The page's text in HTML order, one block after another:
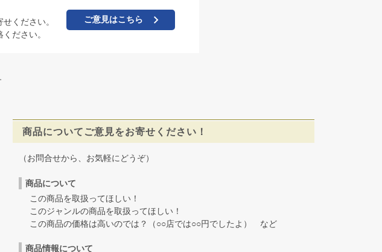
ください。
ださい。
ご意見はこちら
商品についてご意見をお寄せください！
（お問合せから、お気軽にどうぞ）
商品について
この商品を取扱ってほしい！
このジャンルの商品を取扱ってほしい！
この商品の価格は高いのでは？（○○店では○○円でしたよ） など
商品情報について